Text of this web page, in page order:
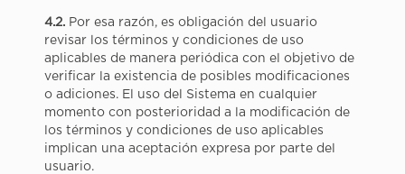
4.2.Por esa razón, es obligación del usuario
revisar los términos y condiciones de uso
aplicables de manera periódica con el objetivo de
verificar la existencia de posibles modificaciones
o adiciones. El uso del Sistema en cualquier
momento con posterioridad a la modificación de
los términos y condiciones de uso aplicables
implican una aceptación expresa por parte del
usuario.